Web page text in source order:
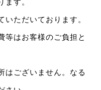
いただいております。
等はお客様のご負担と
はございません。なる